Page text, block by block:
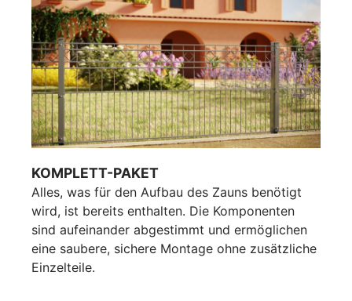
KOMPLETT-PAKET
Alles, was für den Aufbau des Zauns benötigt
wird, ist bereits enthalten. Die Komponenten
sind aufeinander abgestimmt und ermöglichen
eine saubere, sichere Montage ohne zusätzliche
Einzelteile.